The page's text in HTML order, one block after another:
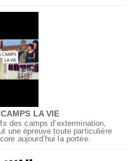
LA VIE
des camps d’extermination,
une épreuve toute particulière
aujourd’hui la portée.